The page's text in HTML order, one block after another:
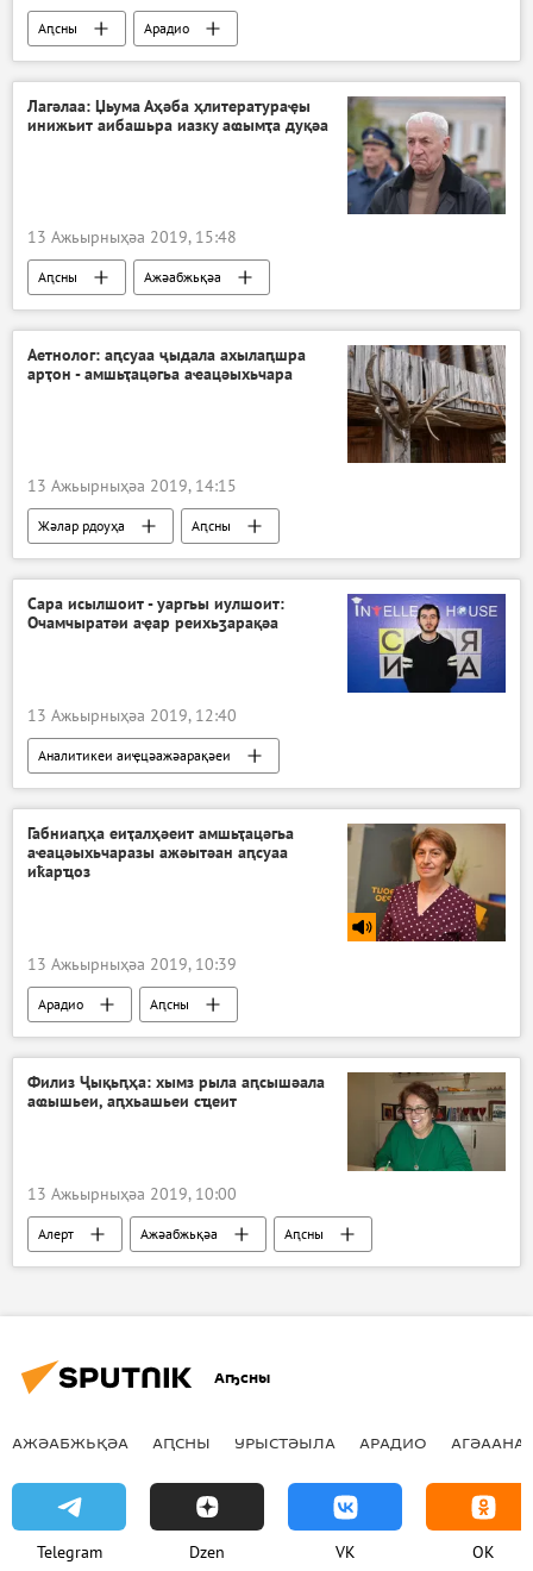
Аԥсны Арадио
Лагәлаа: Џьума Аҳәба ҳлитератураҿы
инижьит аибашьра иазку аҩымҭа дуқәа
13 Ажьырныҳәа 2019, 15:48
Аԥсны Ажәабжьқәа
Аетнолог: аԥсуаа ҷыдала ахылаԥшра
арҭон - амшьҭацәгьа аҽацәыхьчара
13 Ажьырныҳәа 2019, 14:15
Жәлар рдоуҳа
Аԥсны
Ажәабжьқәа
Сара исылшоит - уаргьы иулшоит:
Очамчыратәи аҿар реихьӡарақәа
13 Ажьырныҳәа 2019, 12:40
Аналитикеи аиҿцәажәарақәеи
Ажәабжьқәа
Аԥсны
Габниаԥҳа еиҭалҳәеит амшьҭацәгьа
аҽацәыхьчаразы ажәытәан аԥсуаа
иҟарҵоз
13 Ажьырныҳәа 2019, 10:39
Арадио Аԥсны
Филиз Ҷықьԥҳа: хымз рыла аԥсышәала
аҩышьеи, аԥхьашьеи сҵеит
13 Ажьырныҳәа 2019, 10:00
Aлерт Ажәабжьқәа Аԥсны
Аҧсны
АЖӘАБЖЬҚӘА АԤСНЫ УРЫСТӘЫЛА АРАДИО
Telegram Dzen VK OK